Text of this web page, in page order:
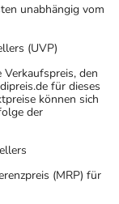
unabhängig vom
(UVP)
Verkaufspreis, den
für dieses
können sich
der
(MRP) für